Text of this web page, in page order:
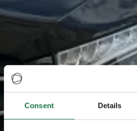
Consent Details